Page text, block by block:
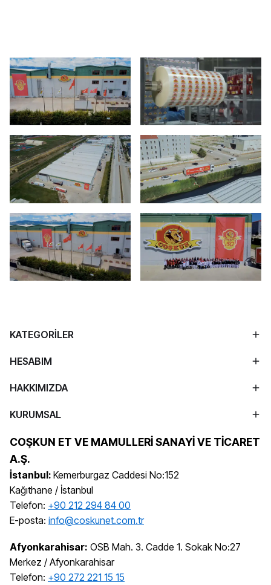
KATEGORİLER
HESABIM
HAKKIMIZDA
KURUMSAL
COŞKUN ET VE MAMULLERİ SANAYİ VE TİCARET
A.Ş.
İstanbul: Kemerburgaz Caddesi No:152
Kağıthane / İstanbul
Telefon: +90 212 294 84 00
E-posta: info@coskunet.com.tr
Afyonkarahisar: OSB Mah. 3. Cadde 1. Sokak No:27
Merkez / Afyonkarahisar
Telefon: +90 272 221 15 15